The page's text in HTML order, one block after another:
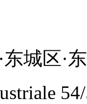
东城区·